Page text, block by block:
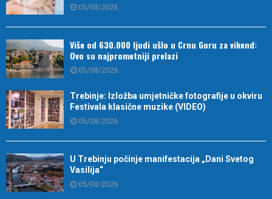
05/08/2026
Više od 630.000 ljudi ušlo u Crnu Goru za vikend:
Ovo su najprometniji prelazi
05/08/2026
Trebinje: Izložba umjetničke fotografije u okviru
Festivala klasične muzike (VIDEO)
05/08/2026
U Trebinju počinje manifestacija „Dani Svetog
Vasilija“
05/08/2026